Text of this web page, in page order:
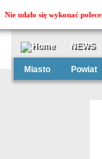
NEWS
Miasto Powiat
Nie udało się wykonać